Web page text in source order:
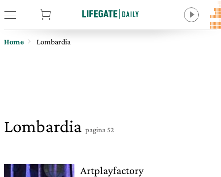
Home Lombardia
Lombardia pagina 52
Artplayfactory